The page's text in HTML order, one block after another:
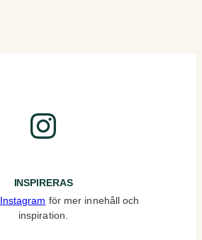
Instagram
INSPIRERAS
Instagram för mer innehåll och
inspiration.